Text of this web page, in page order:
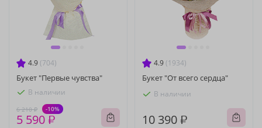
4.9 (704)
Букет "Первые чувства"
В наличии
6 210 ₽ -10%
5 590 ₽
4.9 (1934)
Букет "От всего сердца"
В наличии
10 390 ₽